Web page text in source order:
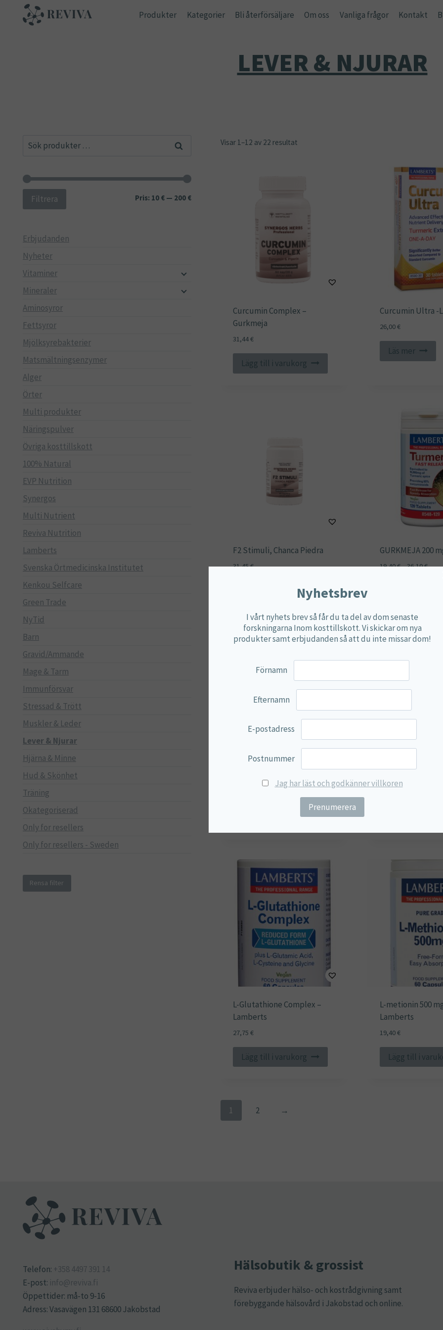
Produkter Kategorier Bli återförsäljare Om oss Vanliga frågor Kontakt
LEVER & NJURAR
Visar 1–12 av 22 resultat
Curcumin Complex –
Gurkmeja
31,44€
Lägg till i varukorg
Curcumin Ultra -
26,00€
Läs mer
F2 Stimuli, Chanca Piedra
31,45€
Lägg till i varukorg
GURKMEJA 200
19,40€–36,10€
Kolin Synergos
Lägg till i varukorg
Kolin,
L-Glutathione Complex –
Lamberts
27,75 €
Lägg till i varukorg
L-metionin 500
Lamberts
19,40€
Lägg till i
1 2 →
Sök
Sök
Min
Max
Filtrera Pris: 10 €— 200 €
Erbjudanden
Nyheter
Vitaminer
Mineraler
Aminosyror
Fettsyror
Mjölksyrebakterier
Matsmältningsenzymer
Alger
Örter
Multi produkter
Näringspulver
Övriga kosttillskott
100% Natural
EVP Nutrition
Synergos
Multi Nutrient
Reviva Nutrition
Lamberts
Svenska Örtmedicinska Institutet
Kenkou Selfcare
Green Trade
NyTid
Barn
Gravid/Ammande
Mage & Tarm
Immunförsvar
Stressad & Trött
Muskler & Leder
Lever & Njurar
Hjärna & Minne
Hud & Skönhet
Träning
Okategoriserad
Only for resellers
Only for resellers - Sweden
Rensa filter
Telefon: +358 4497 391 14
E-post: info@reviva.fi
Öppettider: må-to 9-16
Adress: Vasavägen 131 68600 Jakobstad
Hälsobutik & grossist
Reviva erbjuder hälso- och kostrådgivning samt
förebyggande hälsovård i Jakobstad och online.
Nyhetsbrev
I vårt nyhets brev så får du ta del av dom senaste
forskningarna Inom kosttillskott. Vi skickar om nya
produkter samt erbjudanden så att du inte missar dom!
Förnamn
Efternamn
E-postadress
Postnummer
Jag har läst och godkänner villkoren